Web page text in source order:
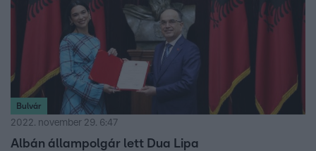
Bulvár
2022. november 29. 6:47
Albán állampolgár lett Dua Lipa